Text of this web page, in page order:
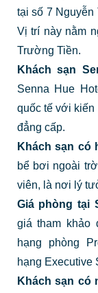
tại số 7
Vị trí này nằm
Trường Tiền.
Khách sạn
Senna Hue
quốc tế với kiến
đẳng cấp.
Khách sạn có
bể bơi ngoài
viên, là nơi lý
Giá phòng tại
giá tham khảo
hạng phòng
hạng Executive
Khách sạn có